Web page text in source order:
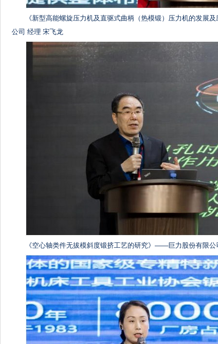
《新型高能螺旋压力机及直驱式曲柄（热模锻）压力机的发
公司 经理 宋飞龙
《空心轴类件无拔模斜度锻挤工艺的研究》——巨力股份有限